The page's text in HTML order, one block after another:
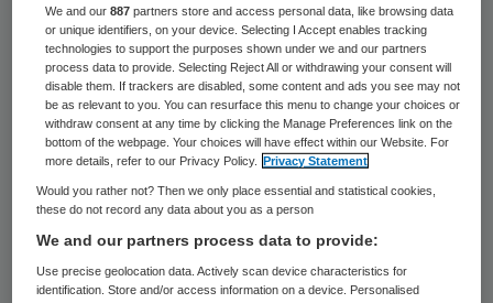
in staat is veilige en kwalitatief goede zorg
te garanderen.
Het ziekenhuis besloot in decemberde
afdelingen te sluitenvanwege het tekort
aan kinderartsen. De zorg werd
overgenomen door Treant-locaties
Bethesda in Hoogeveen en Refaja in
Stadskanaal. Ook zijn andere ziekenhuizen
We and our887 partners store and access personal data, like browsing data
or unique identifiers, on your device. Selecting I Accept enables tracking
technologies to support the purposes shown under we and our partners
process data to provide. Selecting Reject All or withdrawing your consent will
disable them. If trackers are disabled, some content and ads you see may not
be as relevant to you. You can resurface this menu to change your choices or
withdraw consent at any time by clicking the Manage Preferences link on the
bottom of the webpage. Your choices will have effect within our Website. For
more details, refer to our Privacy Policy.
Privacy Statement
Would you rather not? Then we only place essential and statistical cookies,
these do not record any data about you as a person
We and our partners process data to provide:
Use precise geolocation data. Actively scan device characteristics for
identification. Store and/or access information on a device. Personalised